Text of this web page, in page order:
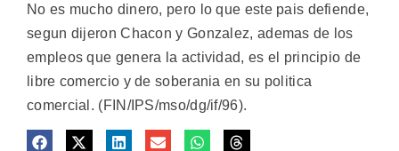
No es mucho dinero, pero lo que este pais defiende,
segun dijeron Chacon y Gonzalez, ademas de los
empleos que genera la actividad, es el principio de
libre comercio y de soberania en su politica
comercial. (FIN/IPS/mso/dg/if/96).